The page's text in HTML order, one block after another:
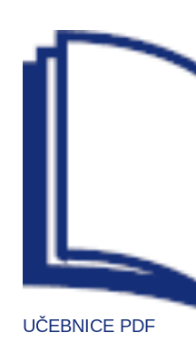
UČEBNICE PDF